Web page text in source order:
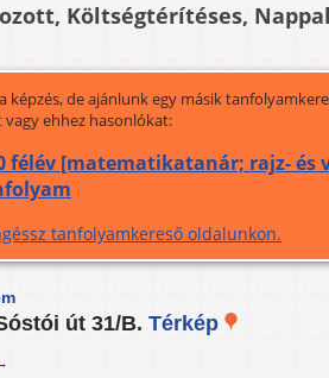
Költségtérítéses,
képzés, de ajánlunk egy másik
ehhez hasonlókat:
félév [matematikatanár; rajz- és
tanfolyamkereső oldalunkon.
út 31/B. Térkép